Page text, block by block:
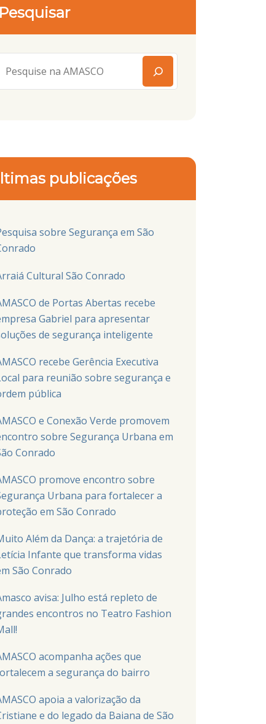
Pesquisar
publicações
sobre Segurança em São
Cultural São Conrado
de Portas Abertas recebe
Gabriel para apresentar
de segurança inteligente
recebe Gerência Executiva
para reunião sobre segurança e
pública
e Conexão Verde promovem
sobre Segurança Urbana em
Conrado
promove encontro sobre
Urbana para fortalecer a
em São Conrado
Além da Dança: a trajetória de
Infante que transforma vidas
São Conrado
avisa: Julho está repleto de
encontros no Teatro Fashion
acompanha ações que
a segurança do bairro
apoia a valorização da
e do legado da Baiana de São